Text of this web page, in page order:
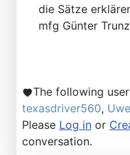
die Sätze
mfg Günter Trunz
The following
texasdriver560,
Please Log in or
conversation.